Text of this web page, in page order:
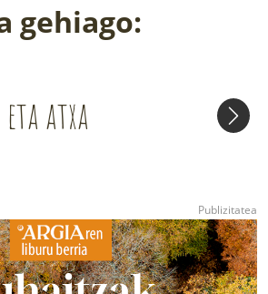
gehiago:
atxa